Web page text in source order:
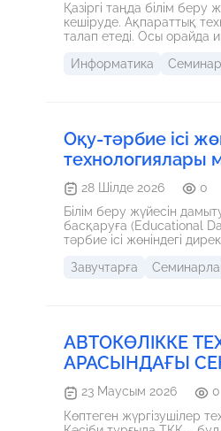
Қазіргі таңда білім
кешіруде. Ақпараттық
талап етеді. Осы орайда
оқушыларға дайын
Информатика
Оқу-тәрбие ісі
технологиялары
28 Шілде 2026 0
Білім беру жүйесін
басқаруға (Educational
тәрбие ісі жөніндегі
мен цифрлық талдау
Завучтарға
АВТОКӨЛІККЕ
АРАСЫНДАҒЫ
23 Маусым 2026 0
Көптеген жүргізушілер